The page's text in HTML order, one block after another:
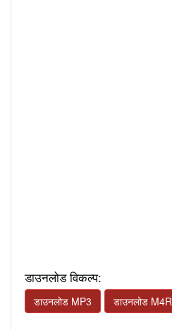
डाउनलोड विकल्प:
डाउनलोड MP3 डाउनलोड M4R